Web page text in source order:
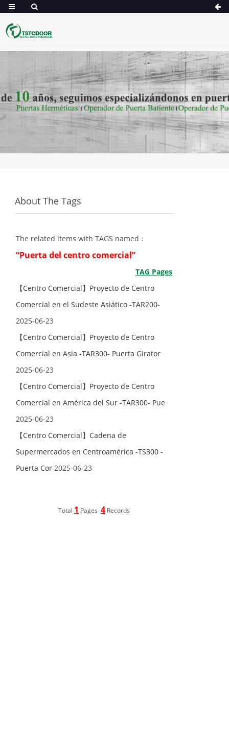
About The Tags
The related items with TAGS named：
“Puerta del centro comercial”
TAG Pages
【Centro Comercial】Proyecto de Centro
Comercial en el Sudeste Asiático -TAR200-
2025-06-23
【Centro Comercial】Proyecto de Centro
Comercial en Asia -TAR300- Puerta Girator
2025-06-23
【Centro Comercial】Proyecto de Centro
Comercial en América del Sur -TAR300- Pue
2025-06-23
【Centro Comercial】Cadena de
Supermercados en Centroamérica -TS300 -
Puerta Cor 2025-06-23
Total 1 Pages 4 Records